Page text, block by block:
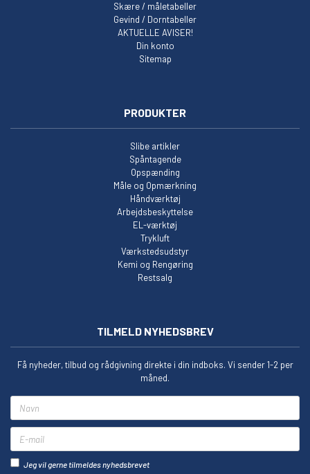
Skære / måletabeller
Gevind / Dorntabeller
AKTUELLE AVISER!
Din konto
Sitemap
PRODUKTER
Slibe artikler
Spåntagende
Opspænding
Måle og Opmærkning
Håndværktøj
Arbejdsbeskyttelse
EL-værktøj
Trykluft
Værkstedsudstyr
Kemi og Rengøring
Restsalg
TILMELD NYHEDSBREV
Få nyheder, tilbud og rådgivning direkte i din indboks. Vi sender 1-2 per
måned.
Jeg vil gerne tilmeldes nyhedsbrevet